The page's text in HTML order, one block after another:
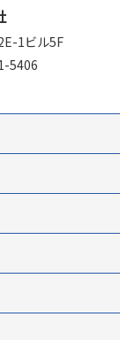
E-1ビル5F
5406